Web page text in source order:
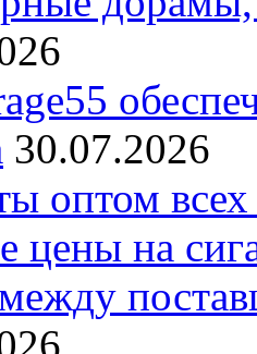
30.07.2026
оптом
цены на